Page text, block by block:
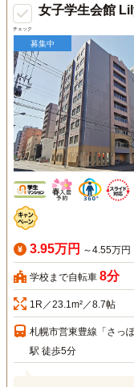
チェック
女子学生会館
募集中
3.95万円 ～4.55万円
学校まで自転車 8分
1R／23.1m²／8.7帖
札幌市営東豊線「さっ
駅 徒歩5分